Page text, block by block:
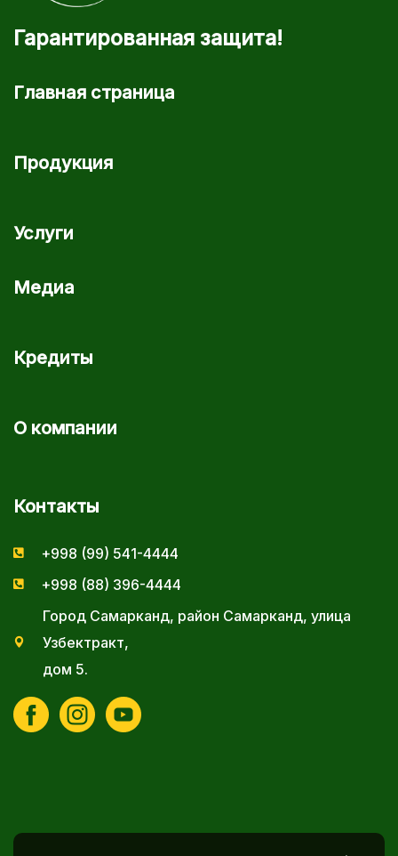
Гарантированная защита!
Главная страница
Продукция
Услуги
Медиа
Кредиты
О компании
Контакты
+998 (99) 541-4444
+998 (88) 396-4444
Город Самарканд, район Самарканд, улица
Узбектракт,
дом 5.